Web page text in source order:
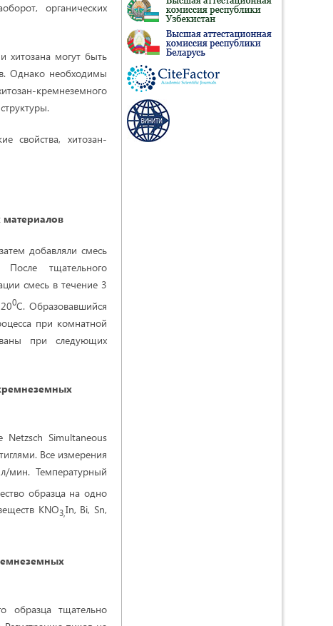
органических
хитозана могут быть
Однако необходимы
кремнеземного
свойства, хитозан-
добавляли смесь
После тщательного
смесь в течение 3
0С. Образовавшийся
при комнатной
при следующих
Netzsch Simultaneous
Все измерения
мин. Температурный
образца на одно
KNO3,In, Bi, Sn,
образца тщательно